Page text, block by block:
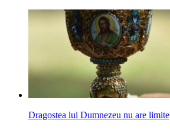
Dragostea lui Dumnezeu nu are limite